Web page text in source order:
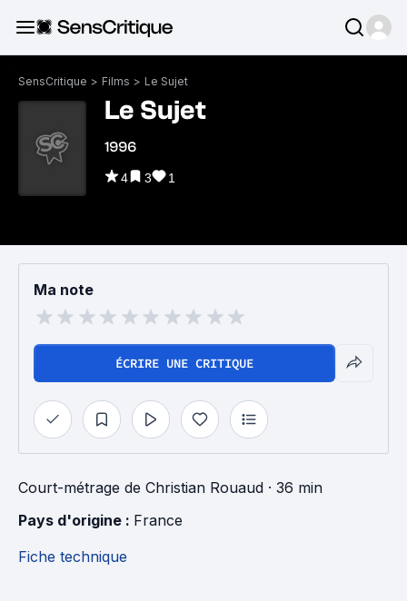
SensCritique > Films > Le Sujet
Le Sujet
1996
4 3 1
Ma note
ÉCRIRE UNE CRITIQUE
Court-métrage de Christian Rouaud · 36 min
Pays d'origine : France
Fiche technique